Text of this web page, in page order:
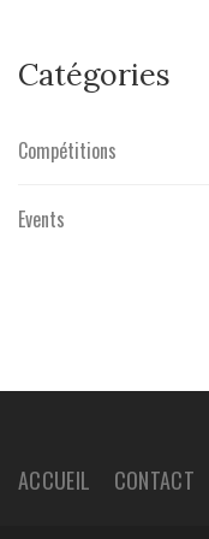
Catégories
Compétitions
Events
ACCUEIL CONTACT